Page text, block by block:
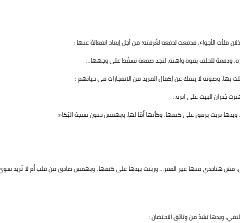
ملأت الأجواء، فدفعت لدفعه لغُرفته؛ من أجل إبعاد انفعالهُ عنها :
ودفعهُ للخلف بقوة واهنة، لتجد صفعة تسقُط على وجهها...
وصوته لا ينفك عن إكمال المزيد من الانفجارات في حياتهم :
جُدران البيت على اثره..
تربت برفق على كتفها، وكأنها أُمًا لها، وبهمس حنون نسجهُ البُكاء:
مش هتاخدي منها غير الفقر... وربتت بيدها على كتفها، وبهمس صادق من قلب أُم لا تُريد
ويدها تشدُ من وثائق الاحتضان :